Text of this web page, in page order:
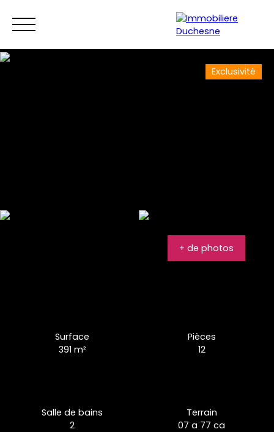
Exclusivité
+ de photos
Surface
391 m²
Pièces
12
Salle de bains
2
Terrain
07 a 77 ca